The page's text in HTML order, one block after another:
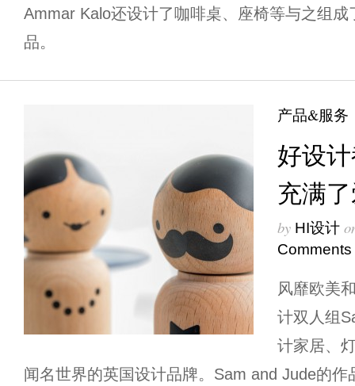
Ammar Kalo还设计了咖啡桌、座椅等与之组
品。
产品&服务
好设
充满
by HI设计
Comments
风靡欧美
计双人组
计家居、
闻名世界的英国设计品牌。Sam and Jude的作